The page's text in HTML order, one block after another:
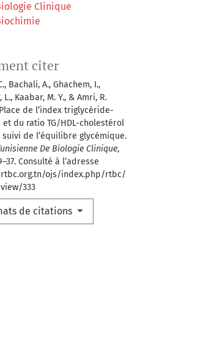
Clinique
citer
Bachali, A., Ghachem, I.,
L., Kaabar, M. Y., & Amri, R.
de l’index triglycéride-
et du ratio TG/HDL-cholestérol
suivi de l’équilibre glycémique.
De Biologie Clinique,
Consulté à l’adresse
ojs/index.php/rtbc/
333
de citations